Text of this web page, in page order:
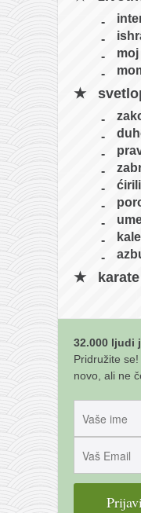
32.000 ljudi
Pridružite
novo, ali ne